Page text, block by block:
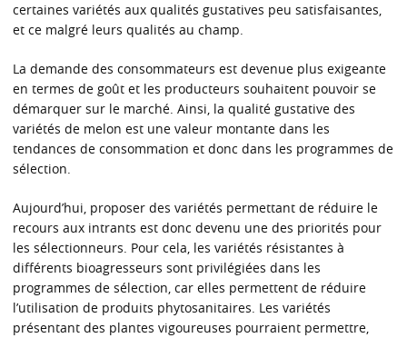
certaines variétés aux qualités gustatives peu satisfaisantes,
et ce malgré leurs qualités au champ.
La demande des consommateurs est devenue plus exigeante
en termes de goût et les producteurs souhaitent pouvoir se
démarquer sur le marché. Ainsi, la qualité gustative des
variétés de melon est une valeur montante dans les
tendances de consommation et donc dans les programmes de
sélection.
Aujourd’hui, proposer des variétés permettant de réduire le
recours aux intrants est donc devenu une des priorités pour
les sélectionneurs. Pour cela, les variétés résistantes à
différents bioagresseurs sont privilégiées dans les
programmes de sélection, car elles permettent de réduire
l’utilisation de produits phytosanitaires. Les variétés
présentant des plantes vigoureuses pourraient permettre,